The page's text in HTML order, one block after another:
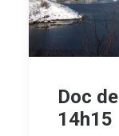
Doc
14h15